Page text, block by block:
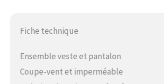
Fiche technique
Ensemble veste et pantalon
Coupe-vent et imperméable